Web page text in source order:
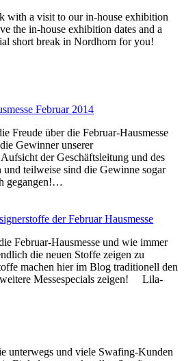
with a visit to our in-house exhibition
the in-house exhibition dates and a
short break in Nordhorn for you!
Februar 2014
Freude über die Februar-Hausmesse
Gewinner unserer
der Geschäftsleitung und des
und teilweise sind die Gewinne sogar
gegangen!…
der Februar Hausmesse
Februar-Hausmesse und wie immer
die neuen Stoffe zeigen zu
machen hier im Blog traditionell den
Messespecials zeigen! Lila-
unterwegs und viele Swafing-Kunden